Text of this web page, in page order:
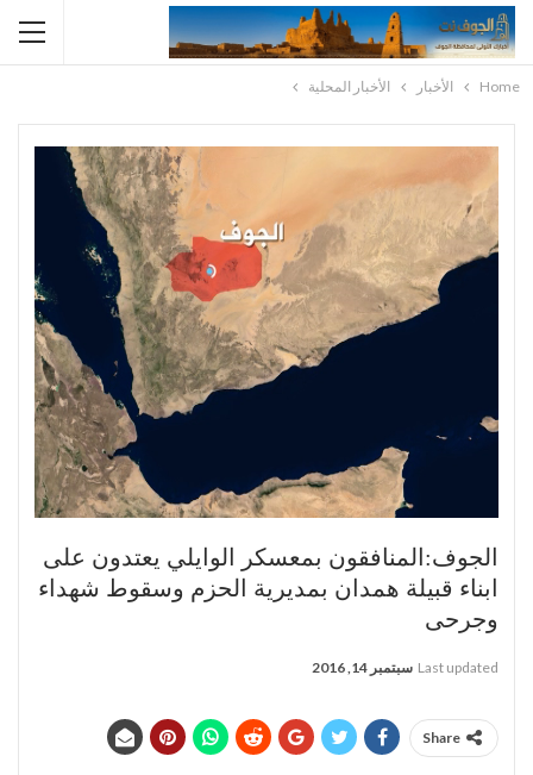
Home الأخبار الأخبار المحلية
الجوف:المنافقون بمعسكر الوايلي يعتدون على
ابناء قبيلة همدان بمديرية الحزم وسقوط شهداء
وجرحى
Last updated سبتمبر 14, 2016
Share